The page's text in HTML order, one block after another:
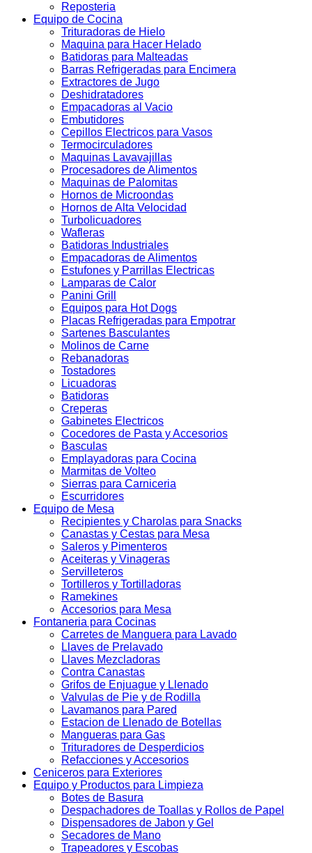
Reposteria
Equipo de Cocina
Trituradoras de Hielo
Maquina para Hacer Helado
Batidoras para Malteadas
Barras Refrigeradas para Encimera
Extractores de Jugo
Deshidratadores
Empacadoras al Vacio
Embutidores
Cepillos Electricos para Vasos
Termocirculadores
Maquinas Lavavajillas
Procesadores de Alimentos
Maquinas de Palomitas
Hornos de Microondas
Hornos de Alta Velocidad
Turbolicuadores
Wafleras
Batidoras Industriales
Empacadoras de Alimentos
Estufones y Parrillas Electricas
Lamparas de Calor
Panini Grill
Equipos para Hot Dogs
Placas Refrigeradas para Empotrar
Sartenes Basculantes
Molinos de Carne
Rebanadoras
Tostadores
Licuadoras
Batidoras
Creperas
Gabinetes Electricos
Cocedores de Pasta y Accesorios
Basculas
Emplayadoras para Cocina
Marmitas de Volteo
Sierras para Carniceria
Escurridores
Equipo de Mesa
Recipientes y Charolas para Snacks
Canastas y Cestas para Mesa
Saleros y Pimenteros
Aceiteras y Vinageras
Servilleteros
Tortilleros y Tortilladoras
Ramekines
Accesorios para Mesa
Fontaneria para Cocinas
Carretes de Manguera para Lavado
Llaves de Prelavado
Llaves Mezcladoras
Contra Canastas
Grifos de Enjuague y Llenado
Valvulas de Pie y de Rodilla
Lavamanos para Pared
Estacion de Llenado de Botellas
Mangueras para Gas
Trituradores de Desperdicios
Refacciones y Accesorios
Ceniceros para Exteriores
Equipo y Productos para Limpieza
Botes de Basura
Despachadores de Toallas y Rollos de Papel
Dispensadores de Jabon y Gel
Secadores de Mano
Trapeadores y Escobas